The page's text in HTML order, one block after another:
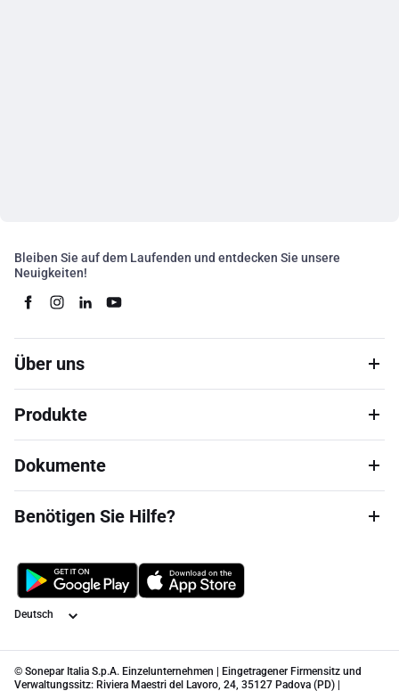
Bleiben Sie auf dem Laufenden und entdecken Sie unsere
Neuigkeiten!
Über uns
Produkte
Dokumente
Benötigen Sie Hilfe?
Sprache
© Sonepar Italia S.p.A. Einzelunternehmen | Eingetragener Firmensitz und
Verwaltungssitz: Riviera Maestri del Lavoro, 24, 35127 Padova (PD) |